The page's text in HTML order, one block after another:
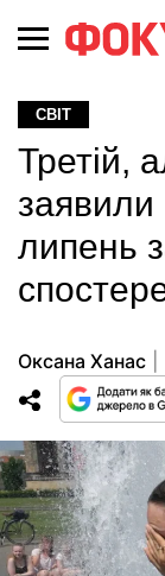
СВІТ
Третій,
заявили
липень
Оксана Ханас